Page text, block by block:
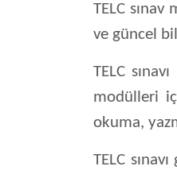
TELC
ve güncel
TELC
modülleri
okuma,
TELC